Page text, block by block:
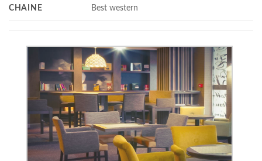
CHAINE Best western